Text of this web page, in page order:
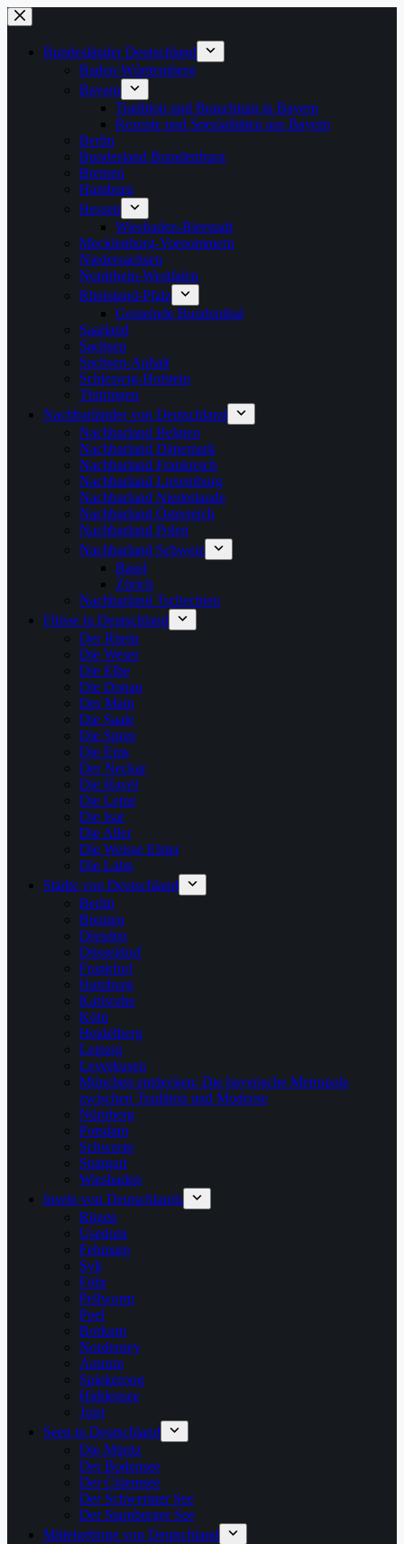
Zum
Inhalt
springenBundesländer Deutschland
Baden-Württemberg
Bayern
Tradition und Brauchtum in Bayern
Rezepte und Spezialitäten aus Bayern
Berlin
Bundesland Brandenburg
Bremen
Hamburg
Hessen
Wiesbaden-Bierstadt
Mecklenburg-Vorpommern
Niedersachsen
Nordrhein-Westfalen
Rheinland-Pfalz
Gemeinde Bundenthal
Saarland
Sachsen
Sachsen-Anhalt
Schleswig-Holstein
Thüringen
Nachbarländer von Deutschland
Nachbarland Belgien
Nachbarland Dänemark
Nachbarland Frankreich
Nachbarland Luxemburg
Nachbarland Niederlande
Nachbarland Österreich
Nachbarland Polen
Nachbarland Schweiz
Basel
Zürich
Nachbarland Tschechien
Flüsse in Deutschland
Der Rhein
Die Weser
Die Elbe
Die Donau
Der Main
Die Saale
Die Spree
Die Ems
Der Neckar
Die Havel
Die Leine
Die Isar
Die Aller
Die Weisse Elster
Die Lahn
Städte von Deutschland
Berlin
Bremen
Dresden
Düsseldorf
Frankfurt
Hamburg
Karlsruhe
Köln
Heidelberg
Leipzig
Leverkusen
München entdecken: Die bayerische Metropole
zwischen Tradition und Moderne
Nürnberg
Potsdam
Schwerin
Stuttgart
Wiesbaden
Inseln von Deutschlands
Rügen
Usedom
Fehmarn
Sylt
Föhr
Pellworm
Poel
Borkum
Norderney
Amrum
Spiekeroog
Hiddensee
Juist
Seen in Deutschland
Die Müritz
Der Bodensee
Der Chiemsee
Der Schweriner See
Der Starnberger See
Mittelgebirge von Deutschland